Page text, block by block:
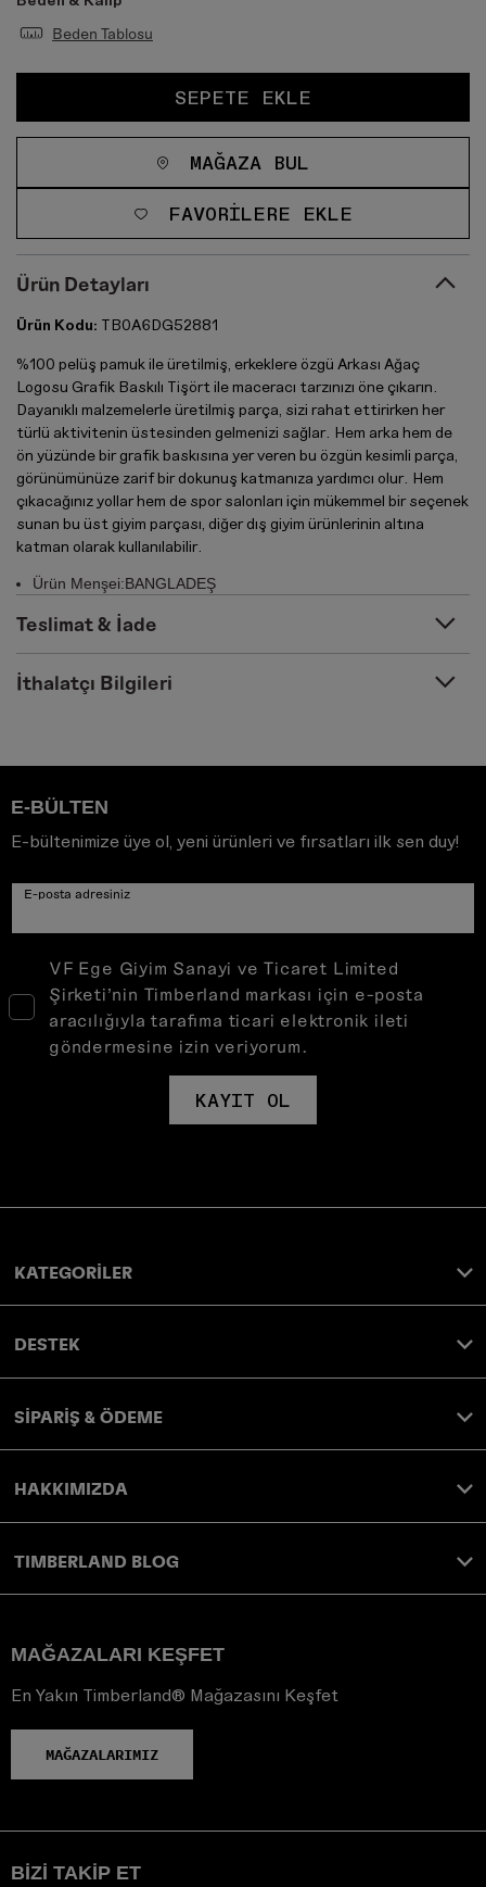
Beden Tablosu
SEPETE EKLE
MAĞAZA BUL
FAVORILERE EKLE
Ürün Detayları
Ürün Kodu: TB0A6DG52881
%100 pelüş pamuk ile üretilmiş, erkeklere özgü Arkası Ağaç
Logosu Grafik Baskılı Tişört ile maceracı tarzınızı öne çıkarın.
Dayanıklı malzemelerle üretilmiş parça, sizi rahat ettirirken her
türlü aktivitenin üstesinden gelmenizi sağlar. Hem arka hem de
ön yüzünde bir grafik baskısına yer veren bu özgün kesimli parça,
görünümünüze zarif bir dokunuş katmanıza yardımcı olur. Hem
çıkacağınız yollar hem de spor salonları için mükemmel bir seçenek
sunan bu üst giyim parçası, diğer dış giyim ürünlerinin altına
katman olarak kullanılabilir.
Ürün Menşei:BANGLADEŞ
Teslimat & İade
İthalatçı Bilgileri
E-BÜLTEN
E-bültenimize üye ol, yeni ürünleri ve fırsatları ilk sen duy!
E-posta adresiniz
VF Ege Giyim Sanayi ve Ticaret Limited
Şirketi’nin Timberland markası için e-posta
aracılığıyla tarafıma ticari elektronik ileti
göndermesine izin veriyorum.
KAYIT OL
KATEGORİLER
DESTEK
SİPARİŞ & ÖDEME
HAKKIMIZDA
TIMBERLAND BLOG
MAĞAZALARI KEŞFET
En Yakın Timberland® Mağazasını Keşfet
MAĞAZALARIMIZ
BIZI TAKIP ET